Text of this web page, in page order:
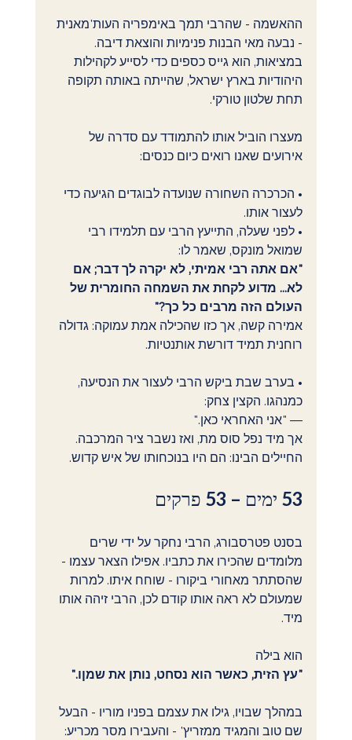
ההאשמה - שהרבי תמך באימפריה העות'מאנית
- נבעה מאי הבנות פנימיות והוצאת דיבה.
במציאות, הוא גייס כספים כדי לסייע לקהילות
היהודיות בארץ ישראל, שהייתה באותה תקופה
תחת שלטון טורקי.
מעצרו הוביל אותו להתמודד עם סדרה של
אירועים שאנו רואים כיום כנסים:
• הכרכרה השחורה שנועדה לבוגדים הגיעה כדי
לעצור אותו.
• לפני שעלה, התייעץ הרבי עם תלמידו רבי
שמואל מונקס, שאמר לו:
"אם אתה רבי אמיתי, לא יקרה לך דבר; אם
לא... מדוע לקחת את השמחה החומרית של
העולם הזה מרבים כל כך?"
אמירה קשה, אך כזו שהכילה אמת עמוקה: גדולה
רוחנית תמיד דורשת אותנטיות.
• בערב שבת ביקש הרבי לעצור את הנסיעה,
כמנהגו. הקצין צחק:
— "אני האחראי כאן."
אך מיד נפל סוס מת, ואז נשבר ציר המרכבה.
החיילים הבינו: הם היו בנוכחותו של איש קדוש.
53 ימים – 53 פרקים
בסנט פטרסבורג, הרבי נחקר על ידי שרים
מלומדים שהכירו את כתביו. אפילו הצאר עצמו -
שהסתתר מאחורי ביקורו - שוחח איתו. למרות
שמעולם לא ראה אותו קודם לכן, הרבי זיהה אותו
מיד.
הוא בילה
"עץ הזית, כאשר הוא נסחט, נותן את שמןו."
במהלך שבויו, גילו את עצמם בפניו מוריו - הבעל
שם טוב והמגיד ממזריץ' - והעבירו מסר מכריע: